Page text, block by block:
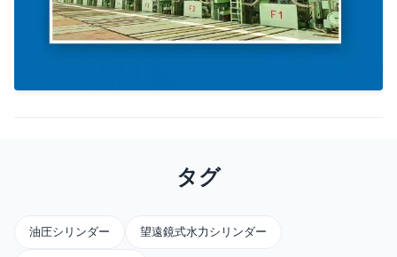
タグ
油圧シリンダー 望遠鏡式水力シリンダー